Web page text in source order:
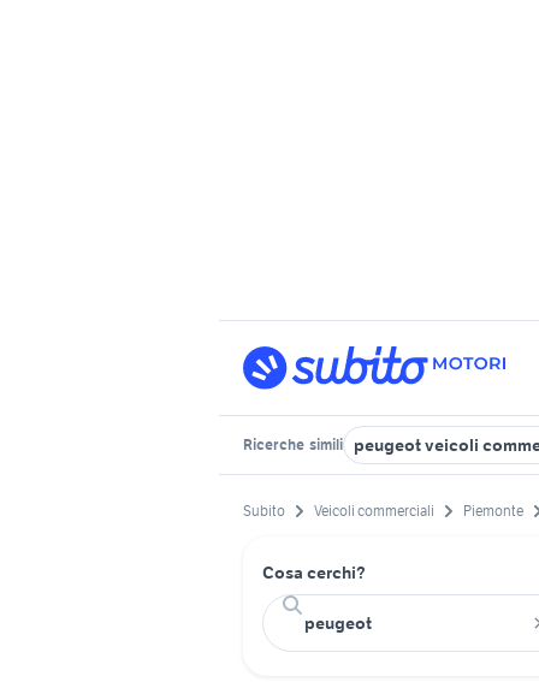
Ricerche simili peugeot veicoli
Subito Veicoli commerciali Piemonte
Cosa cerchi?